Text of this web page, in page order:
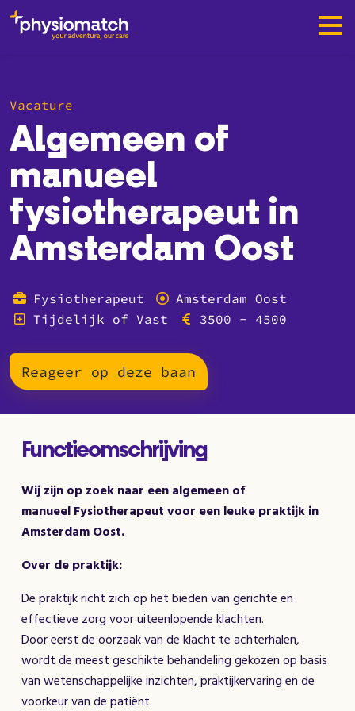
Vacature
Algemeen of
manueel
fysiotherapeut in
Amsterdam Oost
Fysiotherapeut
Amsterdam Oost
Tijdelijk of Vast
3500 - 4500
Reageer op deze baan
Functieomschrijving
Wij zijn op zoek naar een algemeen of
manueel Fysiotherapeut voor een leuke praktijk in
Amsterdam Oost.
Over de praktijk:
De praktijk richt zich op het bieden van gerichte en
effectieve zorg voor uiteenlopende klachten.
Door eerst de oorzaak van de klacht te achterhalen,
wordt de meest geschikte behandeling gekozen op basis
van wetenschappelijke inzichten, praktijkervaring en de
voorkeur van de patiënt.